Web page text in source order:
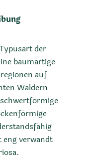
der
baumartige
auf
Wäldern
eng verwandt